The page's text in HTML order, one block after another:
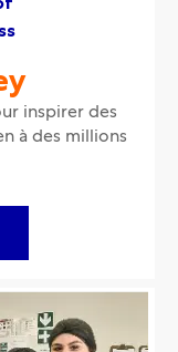
inspirer des
à des millions